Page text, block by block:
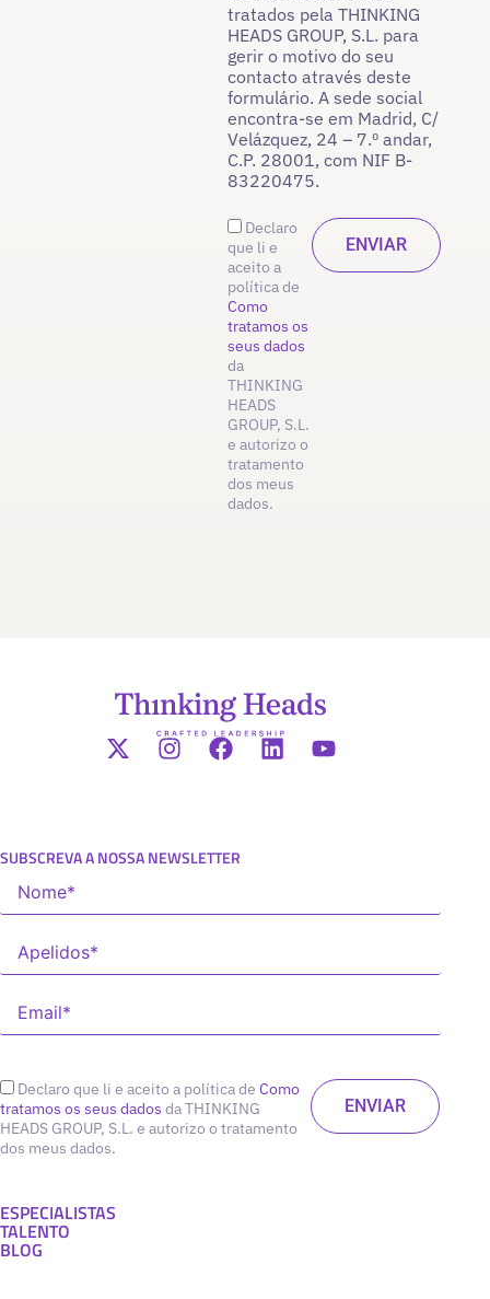
tratados pela THINKING
HEADS GROUP, S.L. para
gerir o motivo do seu
contacto através deste
formulário. A sede social
encontra-se em Madrid, C/
Velázquez, 24 – 7.º andar,
C.P. 28001, com NIF B-
83220475.
Declaro
que li e
aceito a
política de
Como
tratamos os
seus dados
da
THINKING
HEADS
GROUP, S.L.
e autorizo o
tratamento
dos meus
dados.
SUBSCREVA A NOSSA NEWSLETTER
Declaro que li e aceito a política de Como
tratamos os seus dados da THINKING
HEADS GROUP, S.L. e autorizo o tratamento
dos meus dados.
ESPECIALISTAS
TALENTO
BLOG